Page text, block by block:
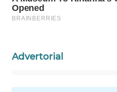
Advertorial
WAHANA
SELEB
PERSONA